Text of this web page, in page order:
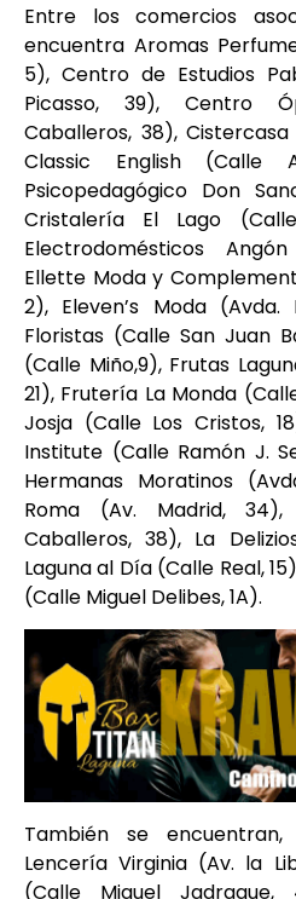
Entre los comercios
encuentra Aromas
5), Centro de Estudios
Picasso, 39), Centro
Caballeros, 38),
Classic English (Calle
Psicopedagógico Don
Cristalería El Lago
Electrodomésticos
Ellette Moda y
2), Eleven’s Moda (Avda.
Floristas (Calle San Juan
(Calle Miño,9), Frutas
21), Frutería La Monda
Josja (Calle Los Cristos,
Institute (Calle Ramón J.
Hermanas Moratinos
Roma (Av. Madrid,
Caballeros, 38), La
Laguna al Día (Calle Real,
(Calle Miguel Delibes, 1A).
También se
Lencería Virginia (Av. la
(Calle Miguel